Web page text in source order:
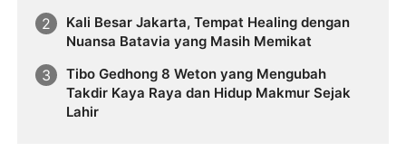
Kali Besar Jakarta, Tempat Healing dengan
Nuansa Batavia yang Masih Memikat
Tibo Gedhong 8 Weton yang Mengubah
Takdir Kaya Raya dan Hidup Makmur Sejak
Lahir